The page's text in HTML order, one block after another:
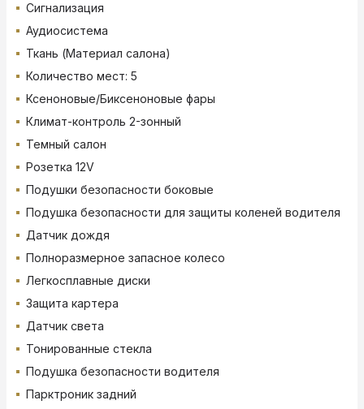
Сигнализация
Аудиосистема
Ткань (Материал салона)
Количество мест: 5
Ксеноновые/Биксеноновые фары
Климат-контроль 2-зонный
Темный салон
Розетка 12V
Подушки безопасности боковые
Подушка безопасности для защиты коленей водителя
Датчик дождя
Полноразмерное запасное колесо
Легкосплавные диски
Защита картера
Датчик света
Тонированные стекла
Подушка безопасности водителя
Парктроник задний